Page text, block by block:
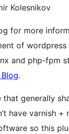
Kolesnikov
for more
of wordpress
and php-fpm
.
that generally
have varnish +
so this